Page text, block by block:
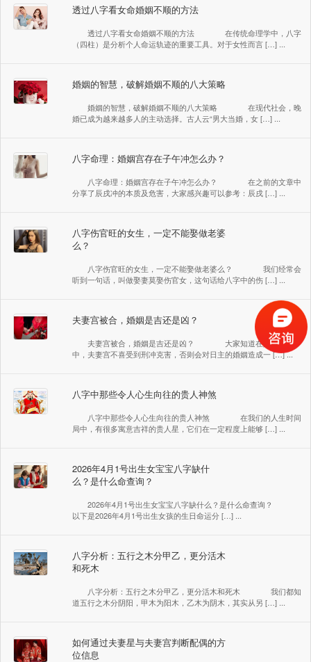
透过八字看女命婚姻不顺的方法
透过八字看女命婚姻不顺的方法 在传统命理学中，八字
（四柱）是分析个人命运轨迹的重要工具。对于女性而言 […] ...
婚姻的智慧，破解婚姻不顺的八大策略
婚姻的智慧，破解婚姻不顺的八大策略 在现代社会，晚
婚已成为越来越多人的主动选择。古人云“男大当婚，女 […] ...
八字命理：婚姻宫存在子午冲怎么办？
八字命理：婚姻宫存在子午冲怎么办？ 在之前的文章中
分享了辰戌冲的本质及危害，大家感兴趣可以参考：辰戌 […] ...
八字伤官旺的女生，一定不能娶做老婆
么？
八字伤官旺的女生，一定不能娶做老婆么？ 我们经常会
听到一句话，叫做娶妻莫娶伤官女，这句话给八字中的伤 […] ...
夫妻宫被合，婚姻是吉还是凶？
夫妻宫被合，婚姻是吉还是凶？ 大家知道在八字盘局
中，夫妻宫不喜受到刑冲克害，否则会对日主的婚姻造成一 […] ...
八字中那些令人心生向往的贵人神煞
八字中那些令人心生向往的贵人神煞 在我们的人生时间
局中，有很多寓意吉祥的贵人星，它们在一定程度上能够 […] ...
2026年4月1号出生女宝宝八字缺什
么？是什么命查询？
2026年4月1号出生女宝宝八字缺什么？是什么命查询？
以下是2026年4月1号出生女孩的生日命运分 […] ...
八字分析：五行之木分甲乙，更分活木
和死木
八字分析：五行之木分甲乙，更分活木和死木 我们都知
道五行之木分阴阳，甲木为阳木，乙木为阴木，其实从另 […] ...
如何通过夫妻星与夫妻宫判断配偶的方
位信息